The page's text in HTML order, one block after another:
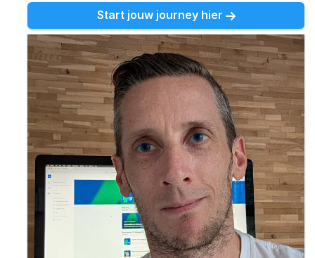
Start jouw journey hier